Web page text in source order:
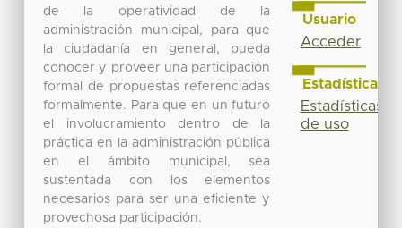
de la operatividad de la
administración municipal, para que
la ciudadanía en general, pueda
conocer y proveer una participación
formal de propuestas referenciadas
formalmente. Para que en un futuro
el involucramiento dentro de la
práctica en la administración pública
en el ámbito municipal, sea
sustentada con los elementos
necesarios para ser una eficiente y
provechosa participación.
Usuario
Acceder
Estadísticas
Estadísticas
de uso